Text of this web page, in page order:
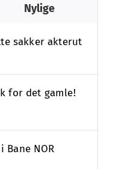
Nylige
sakker akterut
for det gamle!
Bane NOR